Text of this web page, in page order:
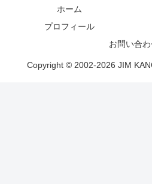
ホーム
プロフィール
お問い合
Copyright © 2002-2026 JIM